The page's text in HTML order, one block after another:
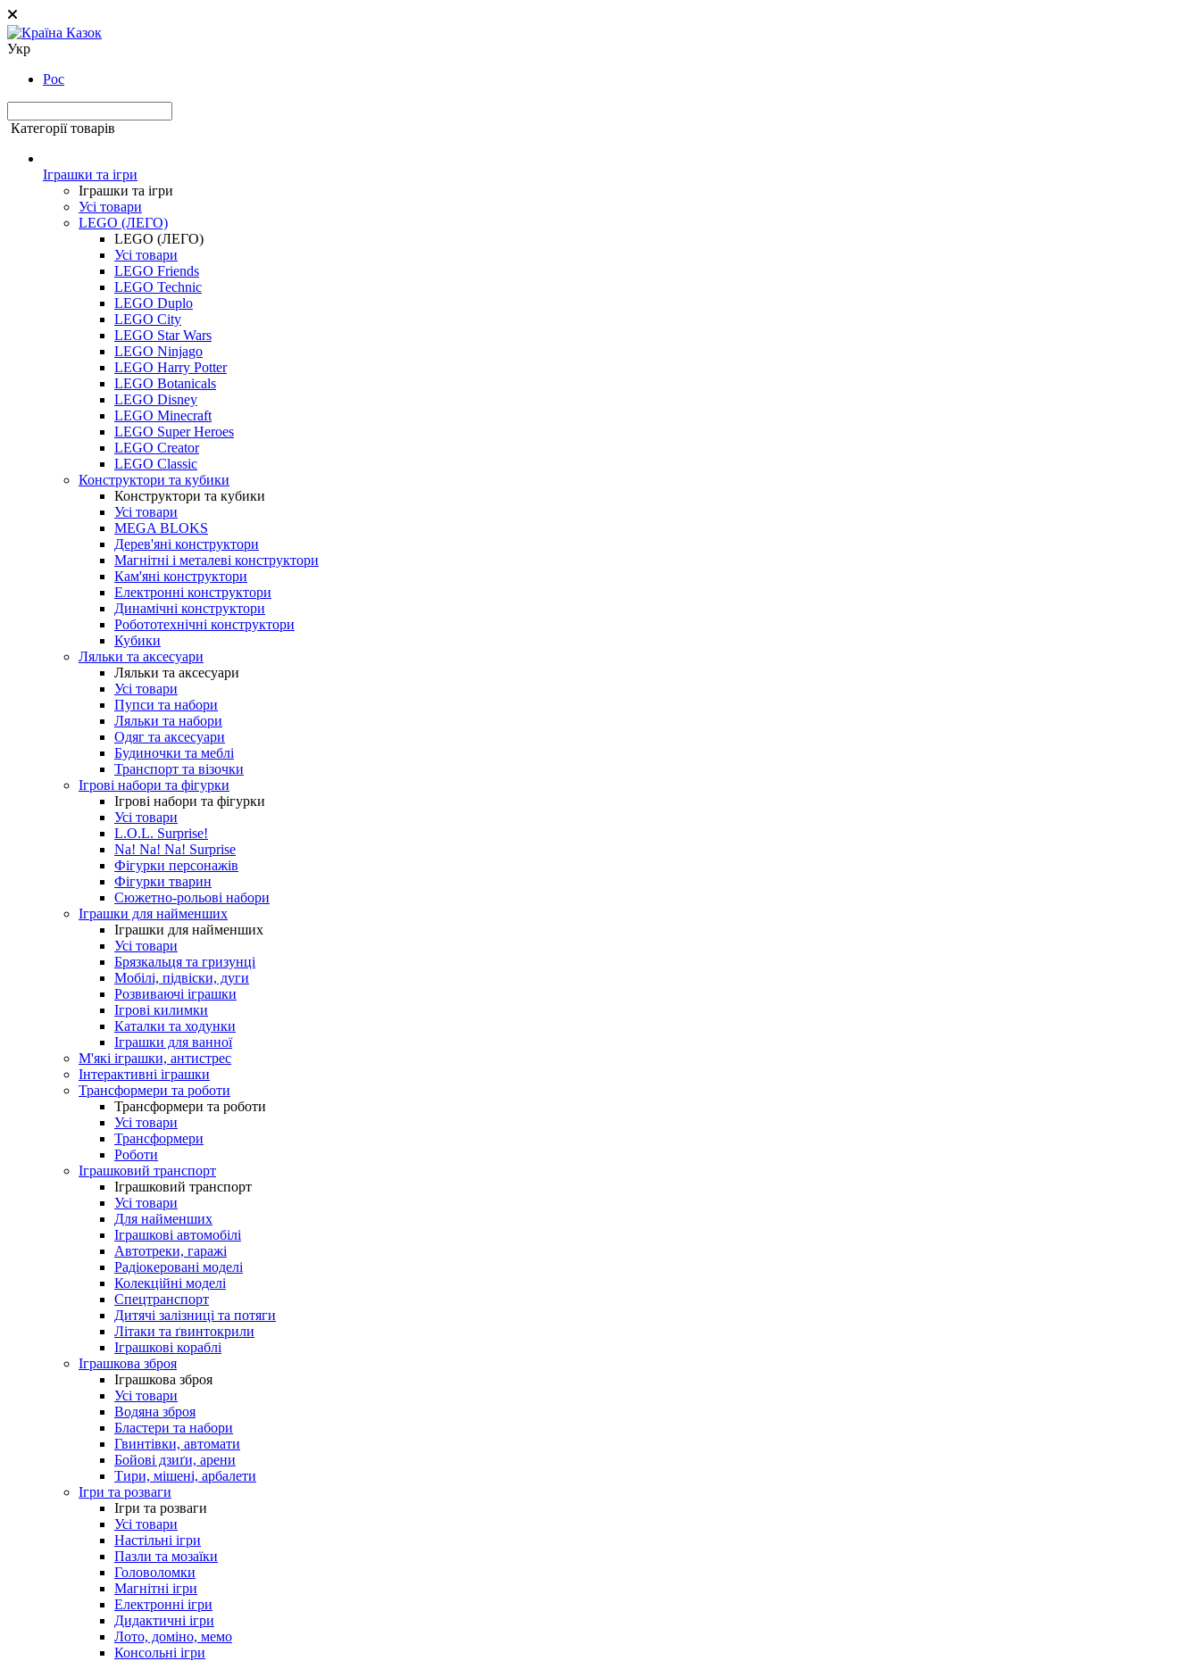
Укр
Рос
Категорії товарів
Іграшки та ігри
Іграшки та ігри
Усі товари
LEGO (ЛЕГО)
LEGO (ЛЕГО)
Усі товари
LEGO Friends
LEGO Technic
LEGO Duplo
LEGO City
LEGO Star Wars
LEGO Ninjago
LEGO Harry Potter
LEGO Botanicals
LEGO Disney
LEGO Minecraft
LEGO Super Heroes
LEGO Creator
LEGO Classic
Конструктори та кубики
Конструктори та кубики
Усі товари
MEGA BLOKS
Дерев'яні конструктори
Магнітні і металеві конструктори
Кам'яні конструктори
Електронні конструктори
Динамічні конструктори
Робототехнічні конструктори
Кубики
Ляльки та аксесуари
Ляльки та аксесуари
Усі товари
Пупси та набори
Ляльки та набори
Одяг та аксесуари
Будиночки та меблі
Транспорт та візочки
Ігрові набори та фігурки
Ігрові набори та фігурки
Усі товари
L.O.L. Surprise!
Na! Na! Na! Surprise
Фігурки персонажів
Фігурки тварин
Сюжетно-рольові набори
Іграшки для найменших
Іграшки для найменших
Усі товари
Брязкальця та гризунці
Мобілі, підвіски, дуги
Розвиваючі іграшки
Ігрові килимки
Каталки та ходунки
Іграшки для ванної
М'які іграшки, антистрес
Інтерактивні іграшки
Трансформери та роботи
Трансформери та роботи
Усі товари
Трансформери
Роботи
Іграшковий транспорт
Іграшковий транспорт
Усі товари
Для найменших
Іграшкові автомобілі
Автотреки, гаражі
Радіокеровані моделі
Колекційні моделі
Спецтранспорт
Дитячі залізниці та потяги
Літаки та ґвинтокрили
Іграшкові кораблі
Іграшкова зброя
Іграшкова зброя
Усі товари
Водяна зброя
Бластери та набори
Гвинтівки, автомати
Бойові дзиґи, арени
Тири, мішені, арбалети
Ігри та розваги
Ігри та розваги
Усі товари
Настільні ігри
Пазли та мозаїки
Головоломки
Магнітні ігри
Електронні ігри
Дидактичні ігри
Лото, доміно, мемо
Консольні ігри